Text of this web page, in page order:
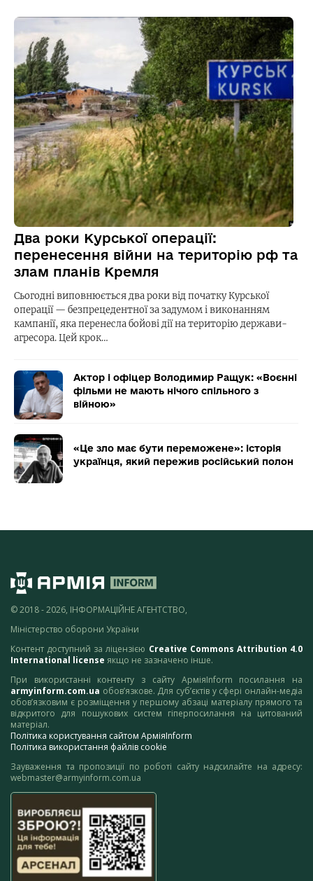
Два роки Курської операції:
перенесення війни на територію рф та
злам планів Кремля
Сьогодні виповнюється два роки від початку Курської
операції — безпрецедентної за задумом і виконанням
кампанії, яка перенесла бойові дії на територію держави-
агресора. Цей крок…
Актор і офіцер Володимир Ращук: «Воєнні
фільми не мають нічого спільного з
війною»
«Це зло має бути переможене»: історія
українця, який пережив російський полон
© 2018 - 2026, ІНФОРМАЦІЙНЕ АГЕНТСТВО,
Міністерство оборони України
Контент доступний за ліцензією Creative Commons Attribution 4.0
International license якщо не зазначено інше.
При використанні контенту з сайту АрміяInform посилання на
armyinform.com.ua обов’язкове. Для суб’єктів у сфері онлайн-медіа
обов’язковим є розміщення у першому абзаці матеріалу прямого та
відкритого для пошукових систем гіперпосилання на цитований
матеріал.
Політика користування сайтом АрміяInform
Політика використання файлів cookie
Зауваження та пропозиції по роботі сайту надсилайте на адресу:
webmaster@armyinform.com.ua